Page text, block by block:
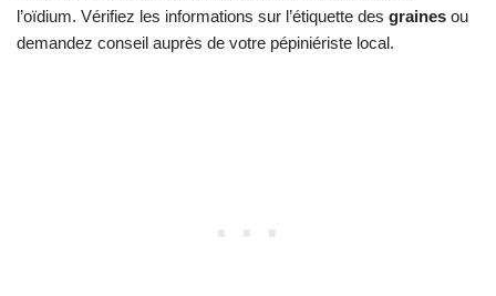
l’oïdium. Vérifiez les informations sur l’étiquette des graines ou
demandez conseil auprès de votre pépiniériste local.